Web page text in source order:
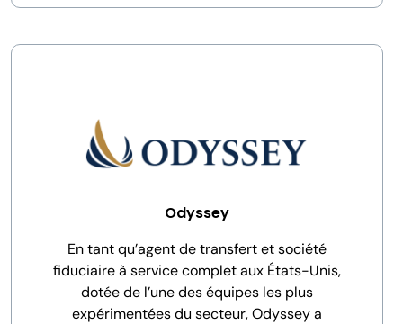
Odyssey
En tant qu’agent de transfert et société
fiduciaire à service complet aux États-Unis,
dotée de l’une des équipes les plus
expérimentées du secteur, Odyssey a